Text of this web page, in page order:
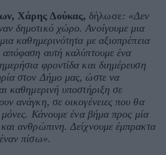
Χάρης Δούκας, δήλωσε: «Δεν
δημοτικό χώρο. Ανοίγουμε μια
καθημερινότητα με αξιοπρέπεια
αυτή καλύπτουμε ένα
φροντίδα και διημέρευση
στον Δήμο μας, ώστε να
καθημερινή υποστήριξη σε
ανάγκη, σε οικογένειες που θα
μόνες. Κάνουμε ένα βήμα προς μία
ανθρώπινη. Δείχνουμε έμπρακτα
πίσω».